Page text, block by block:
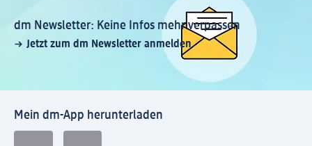
dm Newsletter: Keine Infos mehr verpassen
Jetzt zum dm Newsletter anmelden
Mein dm-App herunterladen